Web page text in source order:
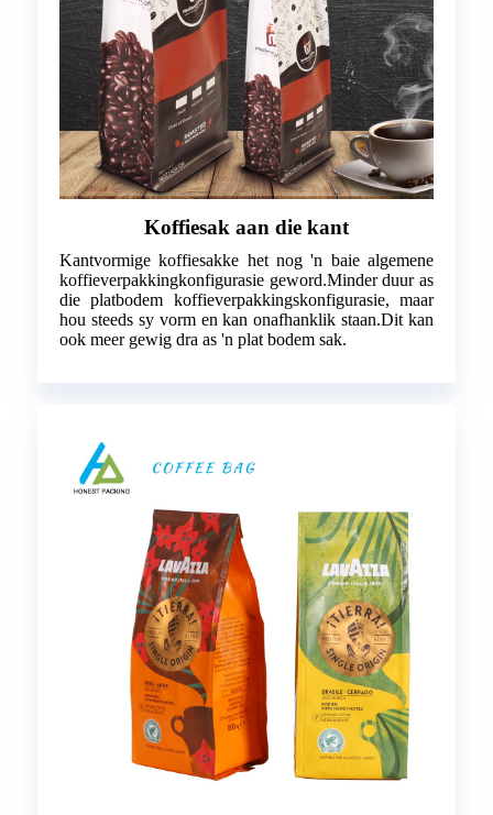
Koffiesak aan die kant
Kantvormige koffiesakke het nog 'n baie algemene
koffieverpakkingkonfigurasie geword.Minder duur as
die platbodem koffieverpakkingskonfigurasie, maar
hou steeds sy vorm en kan onafhanklik staan.Dit kan
ook meer gewig dra as 'n plat bodem sak.